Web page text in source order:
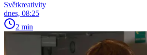
Světkreativity
dnes, 08:25
2 min